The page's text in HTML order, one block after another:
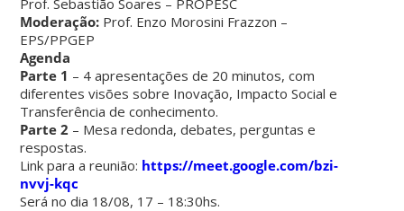
Moderação: Prof. Enzo Morosini Frazzon –
EPS/PPGEP
Agenda
Parte 1 – 4 apresentações de 20 minutos, com
diferentes visões sobre Inovação, Impacto Social e
Transferência de conhecimento.
Parte 2 – Mesa redonda, debates, perguntas e
respostas.
Link para a reunião: https://meet.google.com/bzi-
nvvj-kqc
Será no dia 18/08, 17 – 18:30hs.